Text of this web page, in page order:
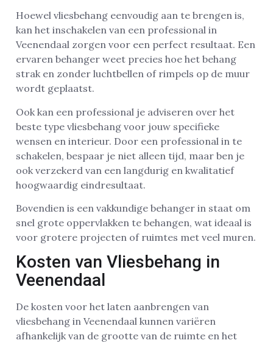
Hoewel vliesbehang eenvoudig aan te brengen is,
kan het inschakelen van een professional in
Veenendaal zorgen voor een perfect resultaat. Een
ervaren behanger weet precies hoe het behang
strak en zonder luchtbellen of rimpels op de muur
wordt geplaatst.
Ook kan een professional je adviseren over het
beste type vliesbehang voor jouw specifieke
wensen en interieur. Door een professional in te
schakelen, bespaar je niet alleen tijd, maar ben je
ook verzekerd van een langdurig en kwalitatief
hoogwaardig eindresultaat.
Bovendien is een vakkundige behanger in staat om
snel grote oppervlakken te behangen, wat ideaal is
voor grotere projecten of ruimtes met veel muren.
Kosten van Vliesbehang in
Veenendaal
De kosten voor het laten aanbrengen van
vliesbehang in Veenendaal kunnen variëren
afhankelijk van de grootte van de ruimte en het